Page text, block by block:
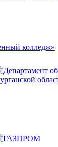
колледж»